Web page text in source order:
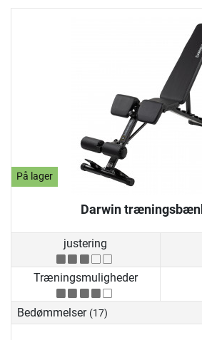
På lager
Darwin
justering
Træningsmuligheder
Bedømmelser (17)